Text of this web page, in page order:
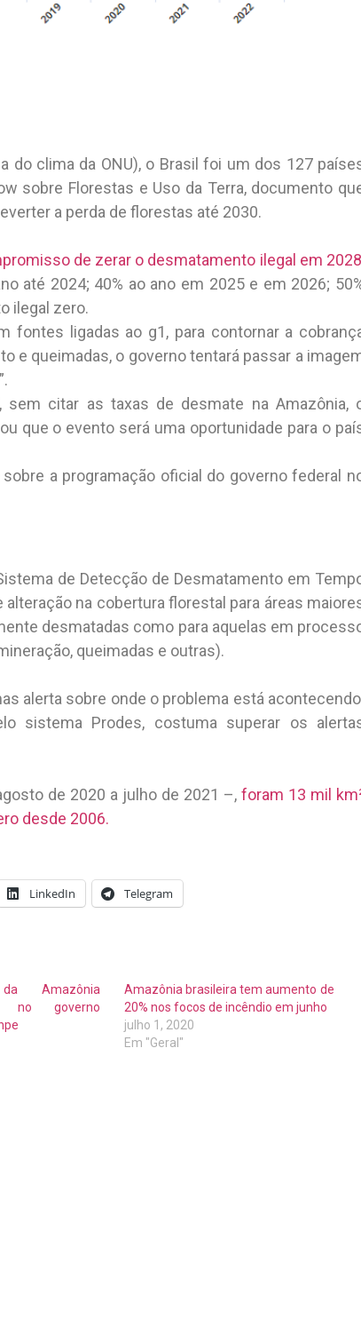
do clima da ONU), o Brasil foi um dos 127
sobre Florestas e Uso da Terra, documento
a perda de florestas até 2030.
de zerar o desmatamento ilegal em 2028
até 2024; 40% ao ano em 2025 e em 2026;
ilegal zero.
fontes ligadas ao g1, para contornar a
e queimadas, o governo tentará passar a
sem citar as taxas de desmate na Amazônia,
que o evento será uma oportunidade para o
a programação oficial do governo federal
de Detecção de Desmatamento em
na cobertura florestal para áreas
desmatadas como para aquelas em
queimadas e outras).
alerta sobre onde o problema está
sistema Prodes, costuma superar os
de 2020 a julho de 2021 –, foram 13 mil
desde 2006.
LinkedIn Telegram
da Amazônia
no governo
Amazônia brasileira tem aumento de
20% nos focos de incêndio em junho
julho 1, 2020
Em "Geral"